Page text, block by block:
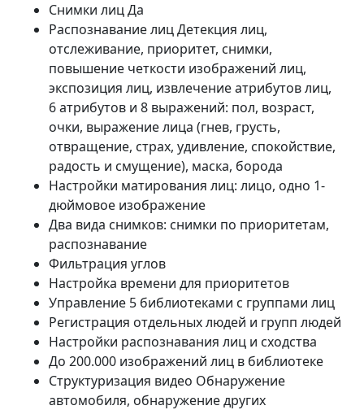
Снимки лиц Да
Распознавание лиц Детекция лиц,
отслеживание, приоритет, снимки,
повышение четкости изображений лиц,
экспозиция лиц, извлечение атрибутов лиц,
6 атрибутов и 8 выражений: пол, возраст,
очки, выражение лица (гнев, грусть,
отвращение, страх, удивление, спокойствие,
радость и смущение), маска, борода
Настройки матирования лиц: лицо, одно 1-
дюймовое изображение
Два вида снимков: снимки по приоритетам,
распознавание
Фильтрация углов
Настройка времени для приоритетов
Управление 5 библиотеками с группами лиц
Регистрация отдельных людей и групп людей
Настройки распознавания лиц и сходства
До 200.000 изображений лиц в библиотеке
Структуризация видео Обнаружение
автомобиля, обнаружение других